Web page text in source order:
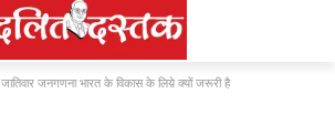
जातिवार जनगणना भारत के विकास के लिय़े क्यों जरूरी है